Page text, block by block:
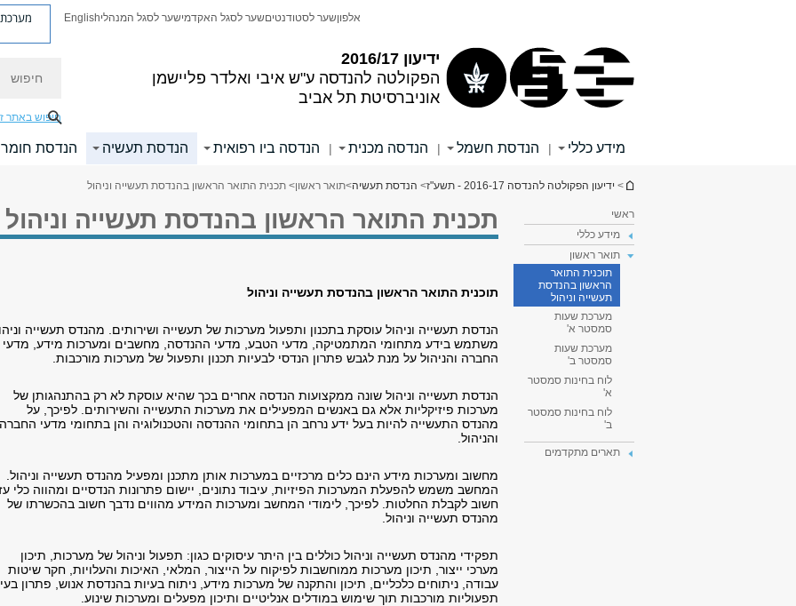
ידיעון 2016/17
הפקולטה להנדסה ע"ש איבי ואלדר פליישמן
אוניברסיטת תל אביב
אלפוןשער לסטודנטיםשער לסגל האקדמישער לסגל המנהליEnglish מערכת
חיפוש באתר
מידע כללי | הנדסת חשמל | הנדסה מכנית | הנדסה ביו רפואית הנדסת תעשיה הנדסת
הינך נמצא כאן
> ידיעון הפקולטה להנדסה 2016-17 - תשע"ז > הנדסת תעשיה>תואר ראשון> תכנית התואר הראשון בהנדסת תעשייה וניהול
ראשי
מידע כללי
תואר ראשון
תוכנית התואר
הראשון בהנדסת
תעשייה וניהול
מערכת שעות
סמסטר א'
מערכת שעות
סמסטר ב'
לוח בחינות סמסטר
א'
לוח בחינות סמסטר
ב'
תארים מתקדמים
תכנית התואר הראשון בהנדסת תעשייה וניהול
תוכנית התואר הראשון בהנדסת תעשייה וניהול
הנדסת תעשייה וניהול עוסקת בתכנון ותפעול מערכות של תעשייה ושירותים. מהנדס תעשייה
משתמש בידע מתחומי המתמטיקה, מדעי הטבע, מדעי ההנדסה, מחשבים ומערכות מידע, מדעי
החברה והניהול על מנת לגבש פתרון הנדסי לבעיות תכנון ותפעול של מערכות מורכבות.
הנדסת תעשייה וניהול שונה ממקצועות הנדסה אחרים בכך שהיא עוסקת לא רק בהתנהגותן של
מערכות פיזיקליות אלא גם באנשים המפעילים את מערכות התעשייה והשירותים. לפיכך, על
מהנדס התעשייה להיות בעל ידע נרחב הן בתחומי ההנדסה והטכנולוגיה והן בתחומי מדעי החברה
והניהול.
מחשוב ומערכות מידע הינם כלים מרכזיים במערכות אותן מתכנן ומפעיל מהנדס תעשייה וניהול.
המחשב משמש להפעלת המערכות הפיזיות, עיבוד נתונים, יישום פתרונות הנדסיים ומהווה כלי
חשוב לקבלת החלטות. לפיכך, לימודי המחשב ומערכות המידע מהווים נדבך חשוב בהכשרתו של
מהנדס תעשייה וניהול.
תפקידי מהנדס תעשייה וניהול כוללים בין היתר עיסוקים כגון: תפעול וניהול של מערכות, תיכון
מערכי ייצור, תיכון מערכות ממוחשבות לפיקוח על הייצור, המלאי, האיכות והעלויות, חקר שיטות
עבודה, ניתוחים כלכליים, תיכון והתקנה של מערכות מידע, ניתוח בעיות בהנדסת אנוש, פתרון
תפעוליות מורכבות תוך שימוש במודלים אנליטיים ותיכון מפעלים ומערכות שינוע.